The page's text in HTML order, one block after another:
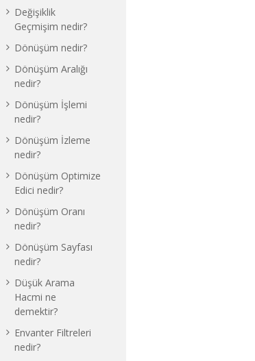
Değişiklik
Geçmişim nedir?
Dönüşüm nedir?
Dönüşüm Aralığı
nedir?
Dönüşüm İşlemi
nedir?
Dönüşüm İzleme
nedir?
Dönüşüm Optimize
Edici nedir?
Dönüşüm Oranı
nedir?
Dönüşüm Sayfası
nedir?
Düşük Arama
Hacmi ne
demektir?
Envanter Filtreleri
nedir?